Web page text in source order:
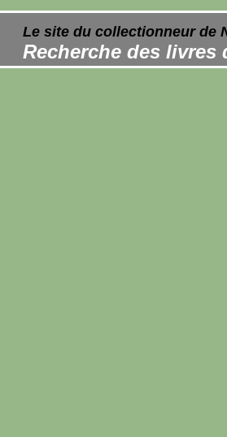
Le site du collectionneur de
Recherche des